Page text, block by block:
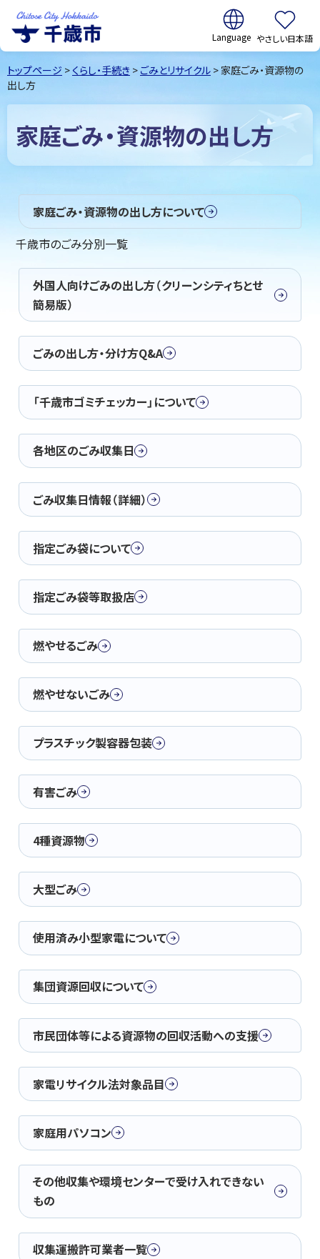
千歳市Chitose
City Hokkaido
翻訳:
やさしい日本語
トップページ > くらし・手続き > ごみとリサイクル > 家庭ごみ・資源物の
出し方
家庭ごみ・資源物の出し方
家庭ごみ・資源物の出し方について
千歳市のごみ分別一覧
外国人向けごみの出し方（クリーンシティちとせ
簡易版）
ごみの出し方・分け方Q&A
「千歳市ゴミチェッカー」について
各地区のごみ収集日
ごみ収集日情報（詳細）
指定ごみ袋について
指定ごみ袋等取扱店
燃やせるごみ
燃やせないごみ
プラスチック製容器包装
有害ごみ
4種資源物
大型ごみ
使用済み小型家電について
集団資源回収について
市民団体等による資源物の回収活動への支援
家電リサイクル法対象品目
家庭用パソコン
その他収集や環境センターで受け入れできない
もの
収集運搬許可業者一覧